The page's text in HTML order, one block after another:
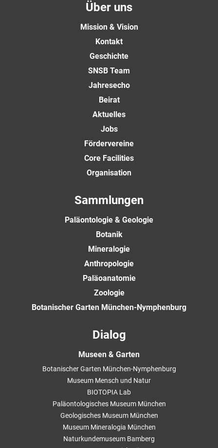
Über uns
Mission & Vision
Kontakt
Geschichte
SNSB Team
Jahresecho
Beirat
Aktuelles
Jobs
Fördervereine
Core Facilities
Organisation
Sammlungen
Paläontologie & Geologie
Botanik
Mineralogie
Anthropologie
Paläoanatomie
Zoologie
Botanischer Garten München-Nymphenburg
Dialog
Museen & Garten
Botanischer Garten München-Nymphenburg
Museum Mensch und Natur
BIOTOPIA Lab
Paläontologisches Museum München
Geologisches Museum München
Museum Mineralogia München
Naturkundemuseum Bamberg